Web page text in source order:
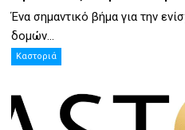
Ένα σημαντικό βήμα για την
δομών...
Καστοριά